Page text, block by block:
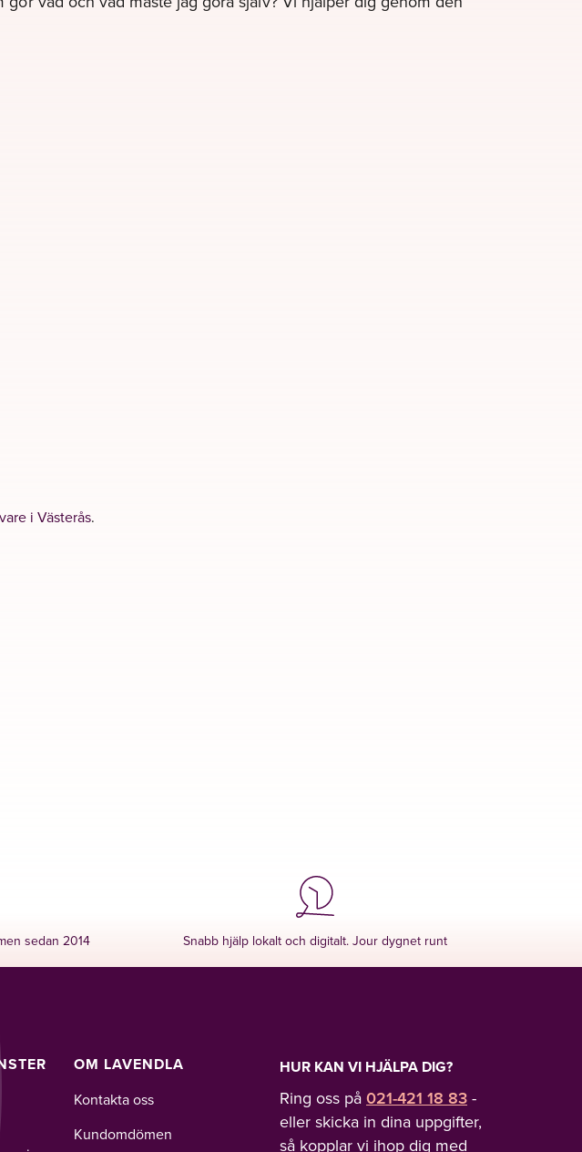
i Västerås.
sedan 2014 Snabb hjälp lokalt och digitalt. Jour dygnet runt
OM LAVENDLA
Kontakta oss
Kundomdömen
HUR KAN VI HJÄLPA DIG?
Ring oss på 021-421 18 83 -
eller skicka in dina uppgifter,
så kopplar vi ihop dig med